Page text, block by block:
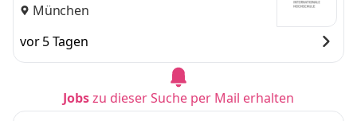
München
vor 5 Tagen
Jobszu dieser Suche per Mail erhalten